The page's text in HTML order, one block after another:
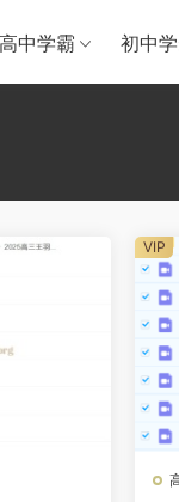
高中学霸 初中
VIP